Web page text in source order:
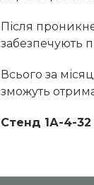
Після
забезпечують
Всього за
зможуть
Стенд 1А-4-32